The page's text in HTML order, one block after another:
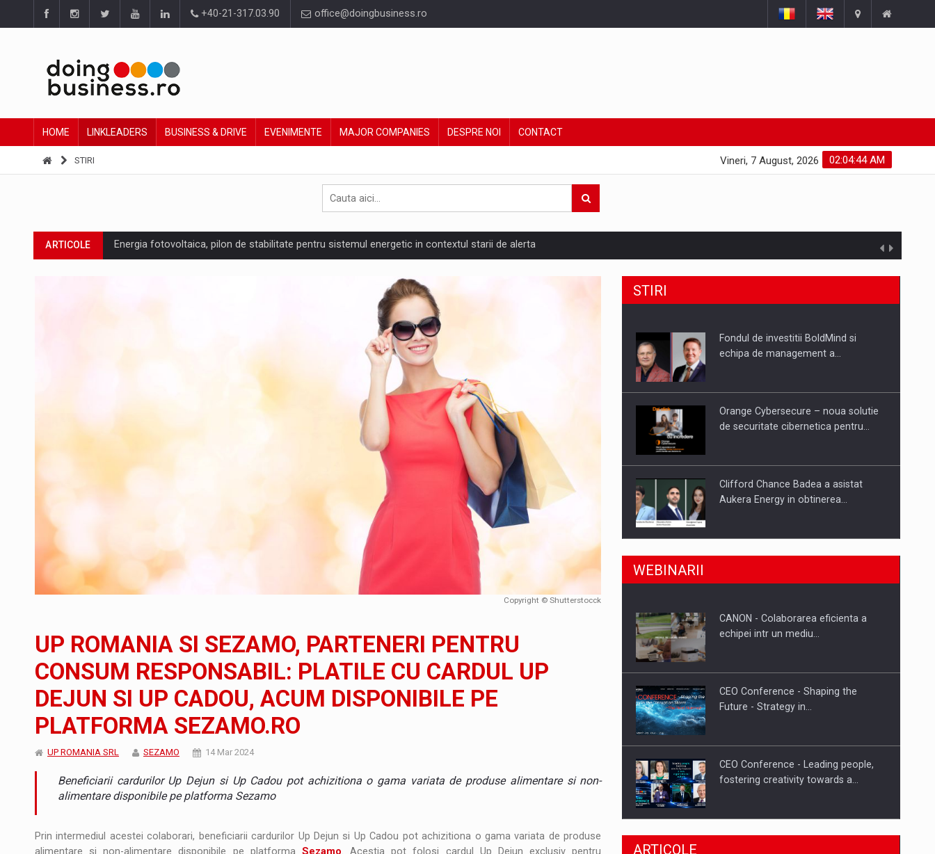
+40-21-317.03.90 office@doingbusiness.ro
HOME LINKLEADERS BUSINESS & DRIVE EVENIMENTE MAJOR COMPANIES DESPRE NOI CONTACT
STIRI 02:04:45 AM
Vineri, 7 August, 2026
ARTICOLE Energia fotovoltaica, pilon de stabilitate pentru sistemul energetic in contextul starii de alerta
Cum invatam sa spunem nu intr-o cultura care pedepseste granitele?
Ingredient Spotlight: What SKU Level Tracking Reveals About Bakuchiol's Evolution
Producatorii si comerciantii care nu se supun noilor reglementari UE privind ambalajele pot risca retragerea produselor din piata
INTERVIURI PUTTING ROMANIAN CORPORATE COMPANIES ON THE INTERNATIONAL BUSINESS SCENE
OUR EDGE WILL COME FROM BEING THE MOST DIGITALIZED WHOLESALER IN ROMANIA
Hard Enduro Piatra Craiului 2026, fueled by benzinariile RO concept OSCAR – peste 500 de participanti
STIRI Fondul de investitii BoldMind si echipa de management a Pall-Ex, liderul pietei de transport paletizat din Romania, preiau compania intr-o tranzactie de peste 25…
STIRI RANGE ROVER DEZVALUIE AL CINCILEA MEMBRU AL FAMILIEI: RANGE ROVER GT
STIRI JAECOO 5 SHS-H a ajuns in Romania
ARTICOLE Proteinmaxxing and the Future of Protein Demand
Copyright © Shutterstocck
UP ROMANIA SI SEZAMO, PARTENERI PENTRU
CONSUM RESPONSABIL: PLATILE CU CARDUL UP
DEJUN SI UP CADOU, ACUM DISPONIBILE PE
PLATFORMA SEZAMO.RO
UP ROMANIA SRL SEZAMO 14 Mar 2024
Beneficiarii cardurilor Up Dejun si Up Cadou pot achizitiona o gama variata de produse alimentare si non-
alimentare disponibile pe platforma Sezamo
Prin intermediul acestei colaborari, beneficiarii cardurilor Up Dejun si Up Cadou pot achizitiona o gama variata de produse
alimentare si non-alimentare disponibile pe platforma Sezamo. Acestia pot folosi cardul Up Dejun exclusiv pentru
STIRI
Fondul de investitii BoldMind si
echipa de management a…
Orange Cybersecure – noua solutie
de securitate cibernetica pentru…
Clifford Chance Badea a asistat
Aukera Energy in obtinerea…
SAPTE PERSONALITATI DIN MEDIUL
Hard Enduro Piatra Craiului 2026,
WEBINARII
CANON - Colaborarea eficienta a
echipei intr un mediu…
CEO Conference - Shaping the
Future - Strategy in…
CEO Conference - Leading people,
fostering creativity towards a…
CEO Conference - Shaping The
ARTICOLE